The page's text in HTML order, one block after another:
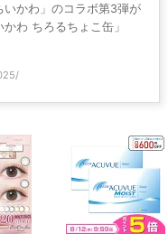
いかわ」のコラボ第3弾が
わ ちろるちょこ缶」